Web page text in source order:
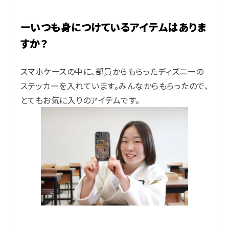
ーいつも身につけているアイテムはありま
すか？
スマホケースの中に、部員からもらったディズニーの
ステッカーを入れています。みんなからもらったので、
とてもお気に入りのアイテムです。